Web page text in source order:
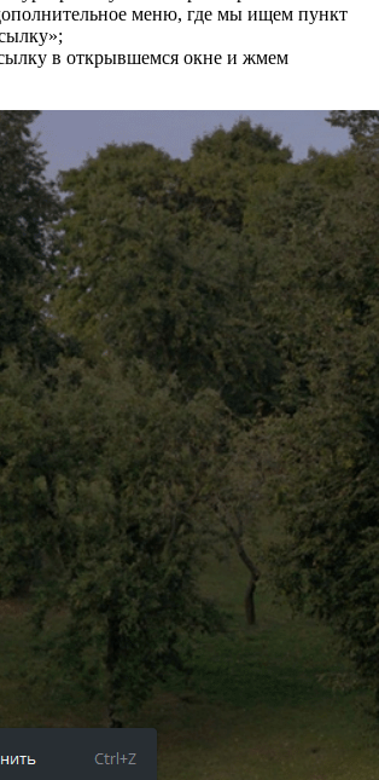
меню, где мы ищем пункт
в открывшемся окне и жмем